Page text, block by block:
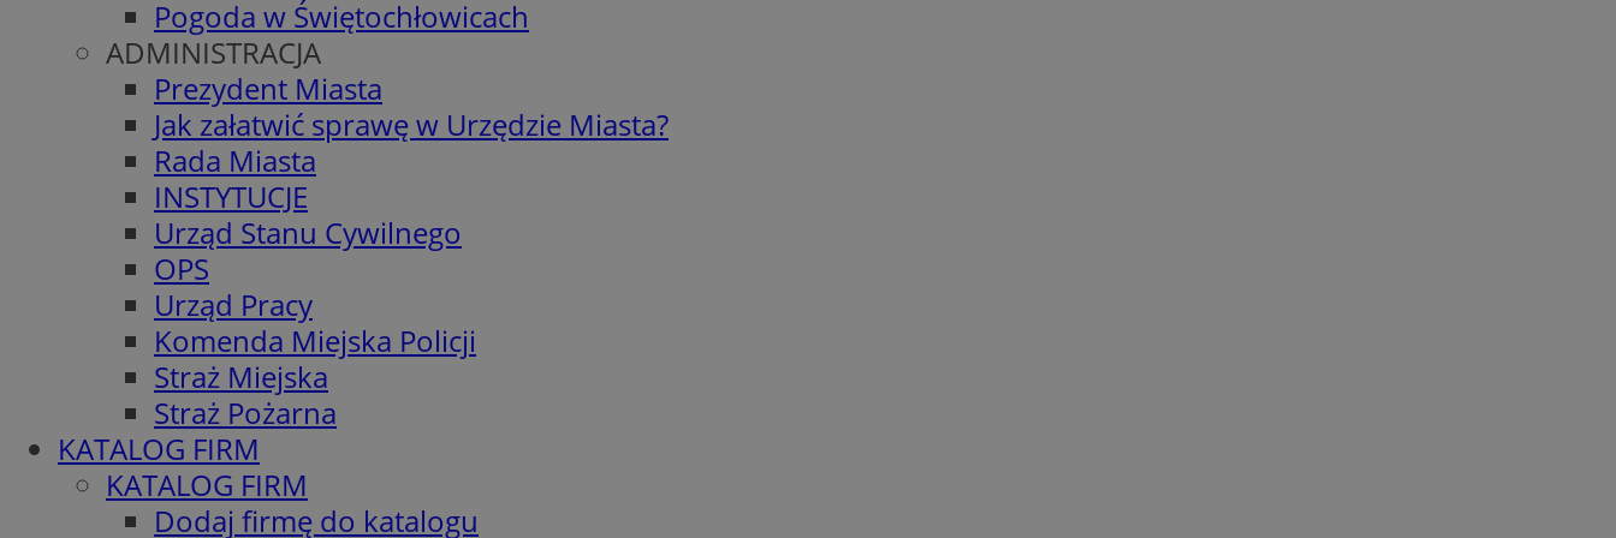
Pogoda w Świętochłowicach
ADMINISTRACJA
Prezydent Miasta
Jak załatwić sprawę w Urzędzie Miasta?
Rada Miasta
INSTYTUCJE
Urząd Stanu Cywilnego
OPS
Urząd Pracy
Komenda Miejska Policji
Straż Miejska
Straż Pożarna
KATALOG FIRM
KATALOG FIRM
Dodaj firmę do katalogu